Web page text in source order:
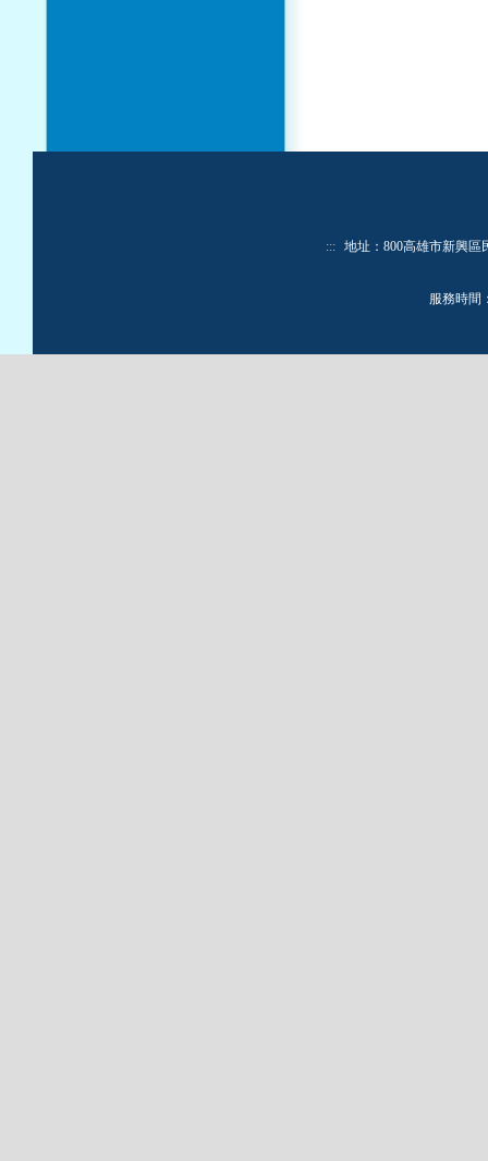
::: 地址：800高雄市新興區
服務時間